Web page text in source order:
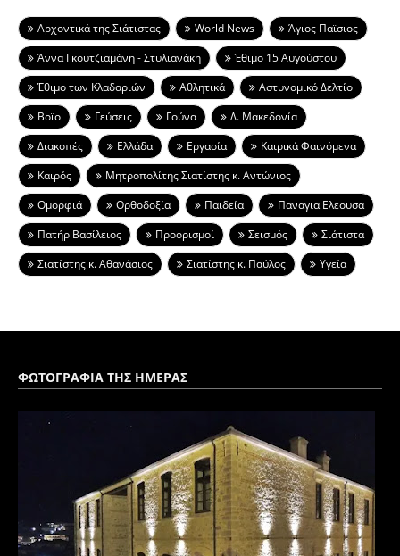
Aρχοντικά της Σιάτιστας World News
Άγιος Παϊσιος
Άννα Γκουτζιαμάνη - Στυλιανάκη
Έθιμο 15 Αυγούστου
Έθιμο των Κλαδαριών
Αθλητικά
Αστυνομικό Δελτίο
Βοϊο
Γεύσεις Γούνα
Δ. Μακεδονία
Διακοπές
Ελλάδα Εργασία
Καιρικά Φαινόμενα
Καιρός
Μητροπολίτης Σιατίστης κ. Αντώνιος
Ομορφιά
Ορθοδοξία Παιδεία
Παναγια Ελεουσα
Πατήρ Βασίλειος
Προορισμοί Σεισμός
Σιάτιστα
Σιατίστης κ. Αθανάσιος
Σιατίστης κ. Παύλος Υγεία
ΦΩΤΟΓΡΑΦΙΑ ΤΗΣ ΗΜΕΡΑΣ